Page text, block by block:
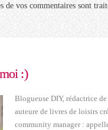
de vos commentaires sont
:)
Blogueuse DIY, rédactrice
auteure de livres de loisirs
community manager :